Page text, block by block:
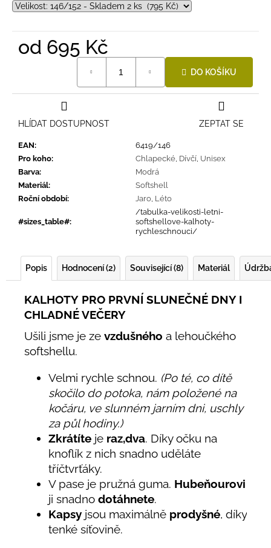
od 695 Kč
DO KOŠÍKU
EAN:
6419/146
Pro koho: Chlapecké, Dívčí, Unisex
Barva:
Modrá
Materiál:
Softshell
Roční období: Jaro, Léto
#sizes_table#:
/tabulka-velikosti-letni-
softshellove-kalhoty-
rychleschnouci/
ZEPTAT SE
HLÍDAT DOSTUPNOST
Popis Hodnocení (2) Související (8) Materiál
KALHOTY PRO PRVNÍ SLUNEČNÉ DNY I
CHLADNÉ VEČERY
Ušili jsme je ze vzdušného a lehoučkého
softshellu.
Velmi rychle schnou. (Po té, co dítě
skočilo do potoka, nám položené na
kočáru, ve slunném jarním dni, uschly
za půl hodiny.)
Zkrátíte je raz,dva. Díky očku na
knoflík z nich snadno uděláte
tříčtvrťáky.
V pase je pružná guma. Hubeňourovi
ji snadno dotáhnete.
Kapsy jsou maximálně prodyšné, díky
tenké síťovině.